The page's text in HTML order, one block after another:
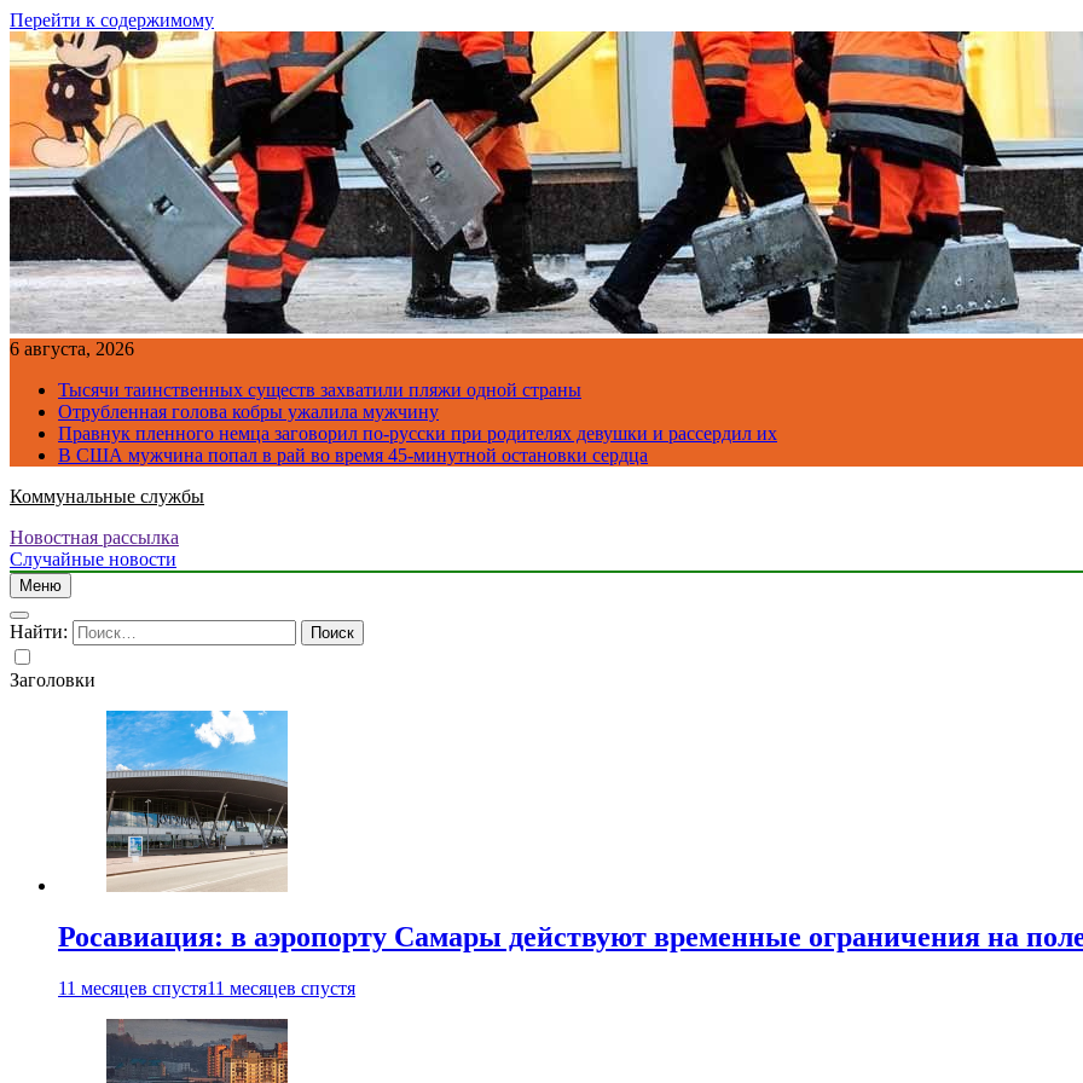
Перейти к содержимому
6 августа, 2026
Тысячи таинственных существ захватили пляжи одной страны
Отрубленная голова кобры ужалила мужчину
Правнук пленного немца заговорил по-русски при родителях девушки и рассердил их
В США мужчина попал в рай во время 45-минутной остановки сердца
Коммунальные службы
Новостная рассылка
Случайные новости
Меню
Найти:
Заголовки
Росавиация: в аэропорту Самары действуют временные ограничения на
11 месяцев спустя11 месяцев спустя